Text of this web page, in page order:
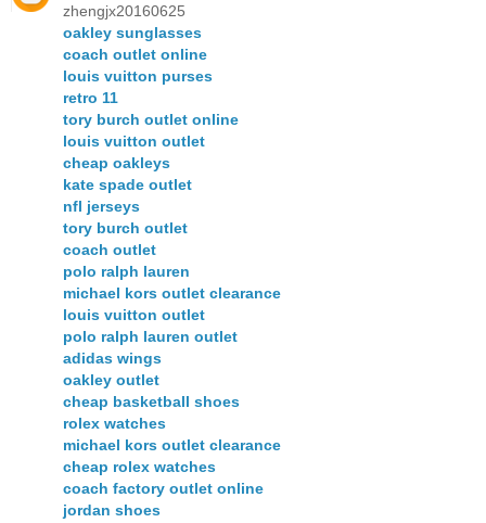
zhengjx20160625
oakley sunglasses
coach outlet online
louis vuitton purses
retro 11
tory burch outlet online
louis vuitton outlet
cheap oakleys
kate spade outlet
nfl jerseys
tory burch outlet
coach outlet
polo ralph lauren
michael kors outlet clearance
louis vuitton outlet
polo ralph lauren outlet
adidas wings
oakley outlet
cheap basketball shoes
rolex watches
michael kors outlet clearance
cheap rolex watches
coach factory outlet online
jordan shoes